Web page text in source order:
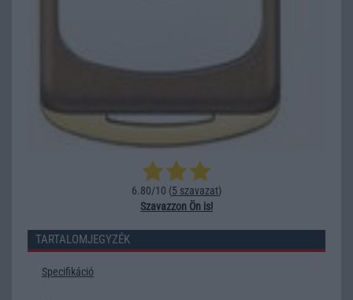
6.80/10 (5 szavazat)
Szavazzon Ön is!
TARTALOMJEGYZÉK
Specifikáció